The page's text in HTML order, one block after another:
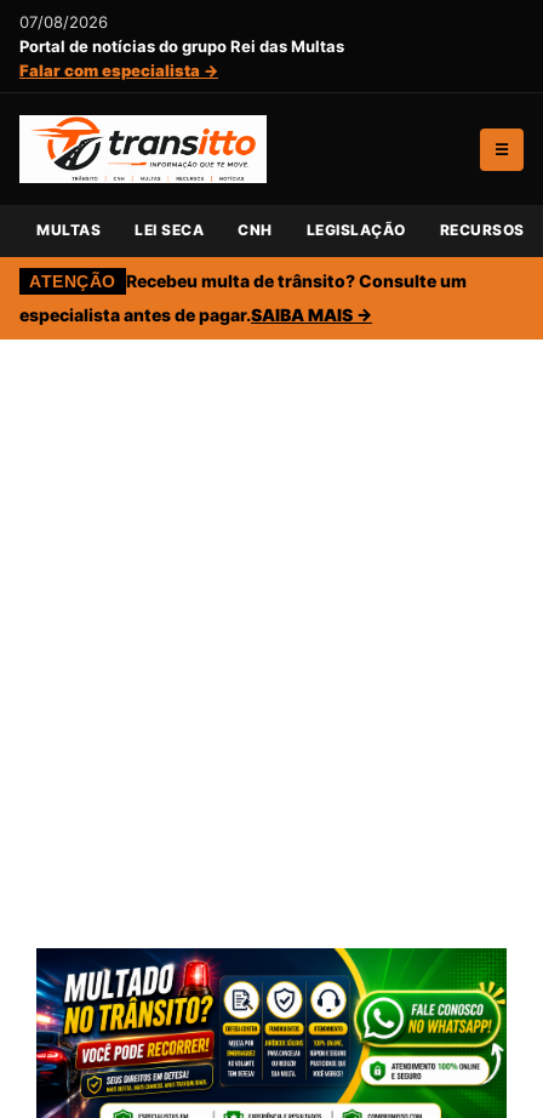
07/08/2026
Portal de notícias do grupo Rei das Multas
Falar com especialista →
☰
MULTAS LEI SECA CNH LEGISLAÇÃO RECURSOS
ATENÇÃO Recebeu multa de trânsito? Consulte um
especialista antes de pagar.SAIBA MAIS →